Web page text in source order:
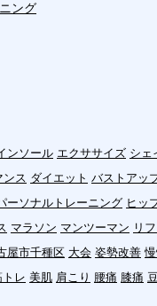
ング
ンソール エクササイズ シェ
ンス ダイエット バストアッ
ーソナルトレーニング ヒッ
マラソン マンツーマン リ
屋市千種区 大会 姿勢改善
トレ 美肌 肩こり 腰痛 膝痛